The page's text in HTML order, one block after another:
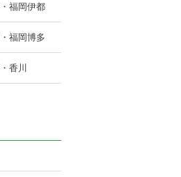
福岡伊都
福岡博多
香川